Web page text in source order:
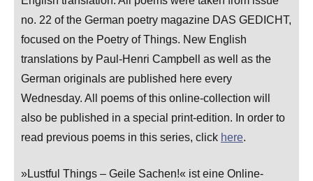
no. 22 of the German poetry magazine DAS GEDICHT,
focused on the Poetry of Things. New English
translations by Paul-Henri Campbell as well as the
German originals are published here every
Wednesday. All poems of this online-collection will
also be published in a special print-edition. In order to
read previous poems in this series, click here.
»Lustful Things – Geile Sachen!« ist eine Online-